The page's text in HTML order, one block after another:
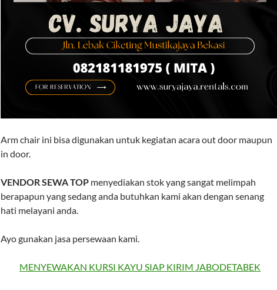
Arm chair ini bisa digunakan untuk kegiatan acara out door maupun
in door.
VENDOR SEWA TOP menyediakan stok yang sangat melimpah
berapapun yang sedang anda butuhkan kami akan dengan senang
hati melayani anda.
Ayo gunakan jasa persewaan kami.
MENYEWAKAN KURSI KAYU SIAP KIRIM JABODETABEK